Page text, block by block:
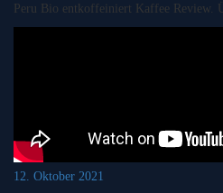
Peru Bio entkoffeiniert Kaffee Review.
12. Oktober 2021